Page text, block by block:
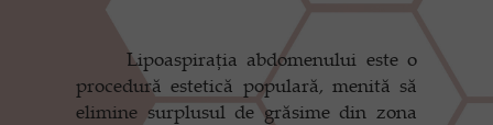
Lipoaspirația abdomenului este o
procedură estetică populară, menită să
elimine surplusul de grăsime din zona